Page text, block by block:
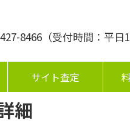
8466 （受付時間：平日
サイト査定
細